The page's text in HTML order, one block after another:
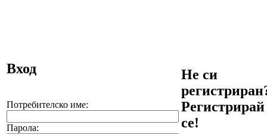
Вход
Потребителско име:
Парола:
Не си
Регистрирай
се!